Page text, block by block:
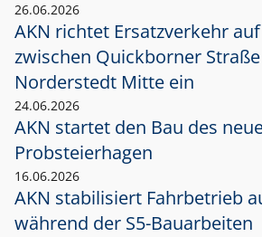
26.06.2026
AKN richtet Ersatzverkehr
zwischen Quickborner
Norderstedt Mitte ein
24.06.2026
AKN startet den Bau des
Probsteierhagen
16.06.2026
AKN stabilisiert Fahrbetrieb
während der S5-Bauarbeiten